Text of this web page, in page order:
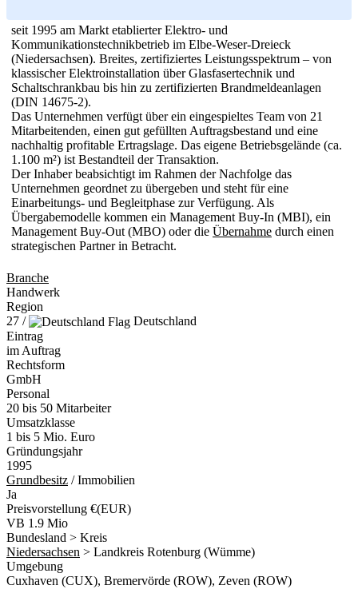
seit 1995 am Markt etablierter Elektro- und
Kommunikationstechnikbetrieb im Elbe-Weser-Dreieck
(Niedersachsen). Breites, zertifiziertes Leistungsspektrum – von
klassischer Elektroinstallation über Glasfasertechnik und
Schaltschrankbau bis hin zu zertifizierten Brandmeldeanlagen
(DIN 14675-2).
Das Unternehmen verfügt über ein eingespieltes Team von 21
Mitarbeitenden, einen gut gefüllten Auftragsbestand und eine
nachhaltig profitable Ertragslage. Das eigene Betriebsgelände (ca.
1.100 m²) ist Bestandteil der Transaktion.
Der Inhaber beabsichtigt im Rahmen der Nachfolge das
Unternehmen geordnet zu übergeben und steht für eine
Einarbeitungs- und Begleitphase zur Verfügung. Als
Übergabemodelle kommen ein Management Buy-In (MBI), ein
Management Buy-Out (MBO) oder die Übernahme durch einen
strategischen Partner in Betracht.
Branche
Handwerk
Region
27 /
Deutschland
Eintrag
im Auftrag
Rechtsform
GmbH
Personal
20 bis 50 Mitarbeiter
Umsatzklasse
1 bis 5 Mio. Euro
Gründungsjahr
1995
Grundbesitz / Immobilien
Ja
Preisvorstellung €(EUR)
VB 1.9 Mio
Bundesland > Kreis
Niedersachsen > Landkreis Rotenburg (Wümme)
Umgebung
Cuxhaven (CUX), Bremervörde (ROW), Zeven (ROW)